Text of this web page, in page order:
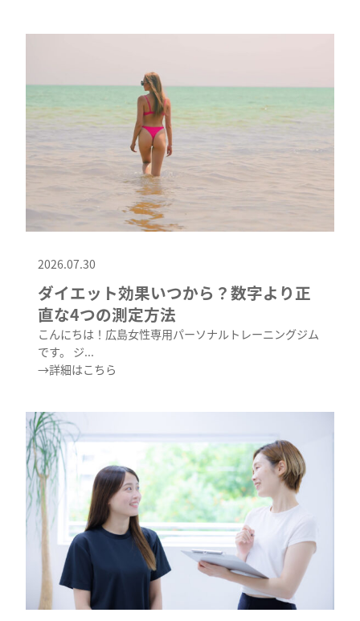
2026.07.30
ダイエット効果いつから？数字より正
直な4つの測定方法
こんにちは！広島女性専用パーソナルトレーニングジム
です。 ジ...
→詳細はこちら